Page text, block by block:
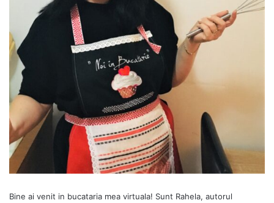
Bine ai venit in bucataria mea virtuala! Sunt Rahela, autorul